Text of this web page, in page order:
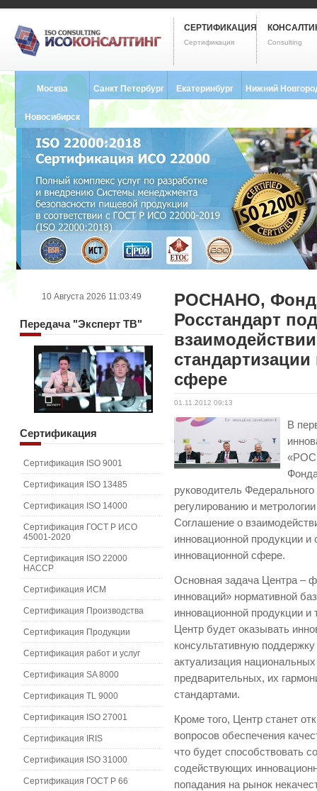
СЕРТИФИКАЦИЯ
Сертификация Consulting
Москва Санкт Петербург
8 (812) 748-2493
Екатеринбург
8 (343) 237-2593
Нижний
Новосибирск
8 (383) 227-8449
РОСНАНО, Фонд
Росстандарт
сфере
01.11.2012 09:13
В
руководитель
регулированию и
Соглашение о
инновационной продукции и
инновационной сфере.
Основная задача Центра –
инноваций» нормативной
инновационной продукции и
Центр будет оказывать
консультативную
актуализация
предварительных, их
стандартами.
Кроме того, Центр станет
вопросов обеспечения
что будет способствовать
содействующих
попадания на рынок
10 Августа 2026 11:03:49
Передача"Эксперт ТВ"
Сертификация
Сертификация ISO 9001
Сертификация ISO 13485
Сертификация ISO 14000
Сертификация ГОСТ Р ИСО
45001-2020
Сертификация ISO 22000
HACCP
Сертификация ИСМ
Сертификация Производства
Сертификация Продукции
Сертификация работ и услуг
Сертификация SA 8000
Сертификация TL 9000
Сертификация ISO 27001
Сертификация IRIS
Сертификация ISO 31000
Сертификация ГОСТ Р 66